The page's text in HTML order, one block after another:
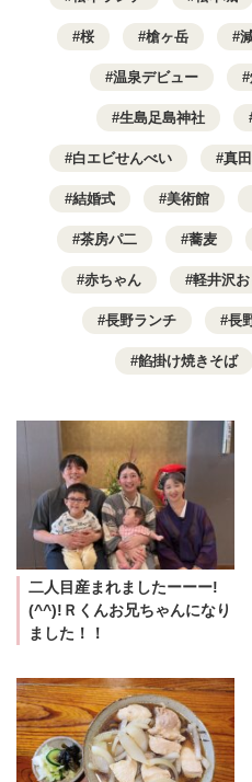
桜 槍ヶ岳
温泉デビュー
生島足島神社
白エビせんべい 真
結婚式 美術館
茶房パ二 蕎麦
赤ちゃん 軽井沢
長野ランチ 長
餡掛け焼きそば
二人目産まれましたーーー!
(^^)!Ｒくんお兄ちゃんになり
ました！！